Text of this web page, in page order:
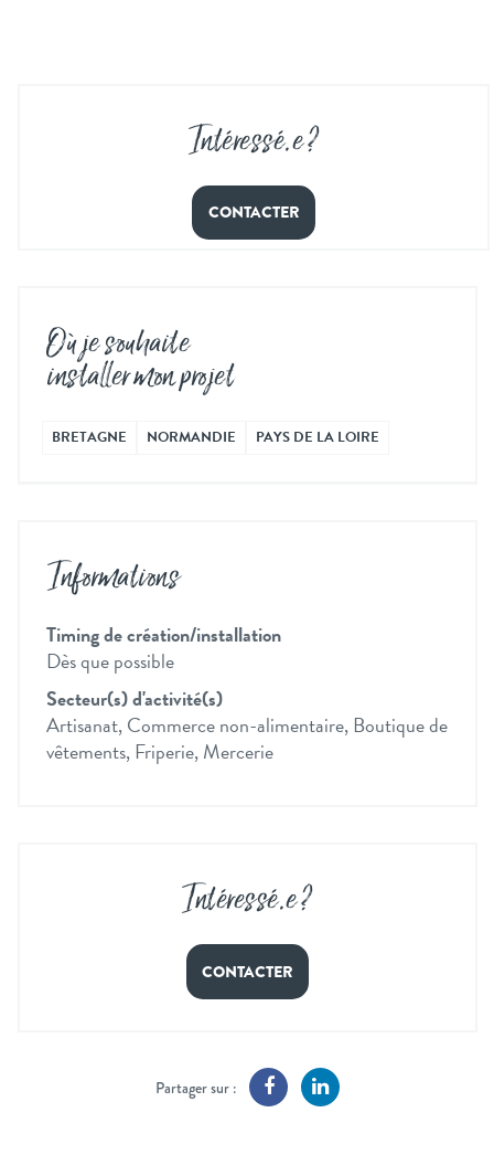
Intéressé.e ?
CONTACTER
Où je souhaite
installer mon projet
BRETAGNE NORMANDIE PAYS DE LA LOIRE
Informations
Timing de création/installation
Dès que possible
Secteur(s) d'activité(s)
Artisanat, Commerce non-alimentaire, Boutique de
vêtements, Friperie, Mercerie
Intéressé.e ?
CONTACTER
Partager sur :